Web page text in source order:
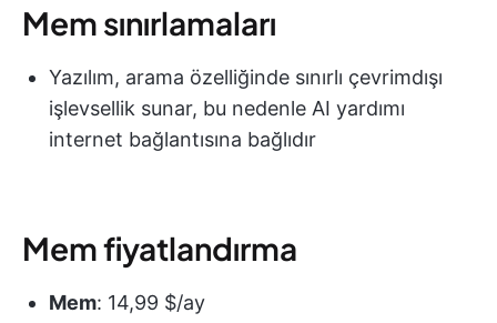
Mem sınırlamaları
Yazılım, arama özelliğinde sınırlı çevrimdışı
işlevsellik sunar, bu nedenle AI yardımı
internet bağlantısına bağlıdır
Mem fiyatlandırma
Mem: 14,99 $/ay